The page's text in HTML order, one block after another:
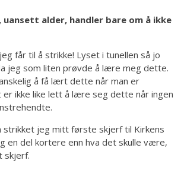
alder, handler bare om å ikke
får til å strikke! Lyset i tunellen så jo
jeg som liten prøvde å lære meg dette.
å få lært dette når man er
ikke like lett å lære seg dette når ingen
strikket jeg mitt første skjerf til Kirkens
en del kortere enn hva det skulle være,
skjerf.